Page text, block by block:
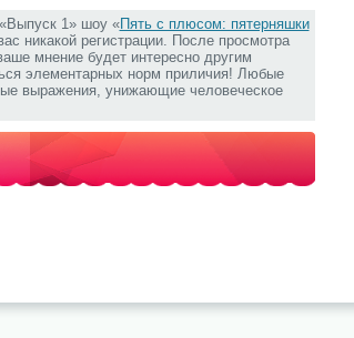
1» шоу «Пять с плюсом: пятерняшки
никакой регистрации. После просмотра
мнение будет интересно другим
элементарных норм приличия! Любые
выражения, унижающие человеческое